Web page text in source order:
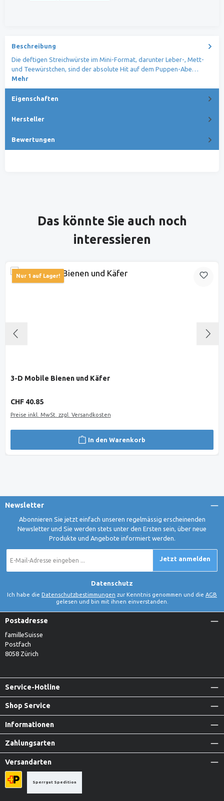
Beschreibung
Die deftigen Streichwürste im Mini-Format, darunter Leber-, Mett-
und Teewürstchen, sind der absolute Hit auf dem Puppen-Abe…
Mehr
Eigenschaften
Hersteller
Bewertungen
Produktgalerie überspringen
Das könnte Sie auch noch
interessieren
Nur 1 auf Lager!
3-D Mobile Bienen und Käfer
Regulärer Preis:
CHF 40.85
Preise inkl. MwSt. zzgl. Versandkosten
In den Warenkorb
Newsletter
Abonnieren Sie jetzt einfach unseren regelmässig erscheinenden
Newsletter und Sie werden stets unter den Ersten sein, über neue
Produkte und Angebote informiert werden.
Mail-
Jetzt anmelden
Datenschutz
Ich habe die Datenschutzbestimmungen zur Kenntnis genommen und die AGB
gelesen und bin mit ihnen einverstanden.
Postadresse
familleSuisse
Postfach
8058 Zürich
Service-Hotline
Shop Service
Informationen
Zahlungsarten
Versandarten
Priority A-Post
Sperrgut Spedition